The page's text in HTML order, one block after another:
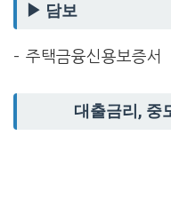
▶ 담보
– 주택금융신용보증서
대출금리, 중